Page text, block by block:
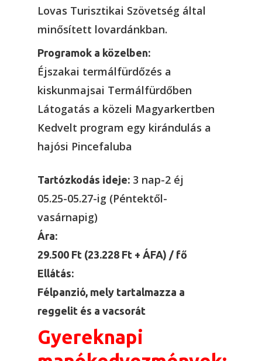
Lovas Turisztikai Szövetség által
minősített lovardánkban.
Programok a közelben:
Éjszakai termálfürdőzés a
kiskunmajsai Termálfürdőben
Látogatás a közeli Magyarkertben
Kedvelt program egy kirándulás a
hajósi Pincefaluba
Tartózkodás ideje: 3 nap-2 éj
05.25-05.27-ig (Péntektől-
vasárnapig)
Ára:
29.500 Ft (23.228 Ft + ÁFA) / fő
Ellátás:
Félpanzió, mely tartalmazza a
reggelit és a vacsorát
Gyereknapi